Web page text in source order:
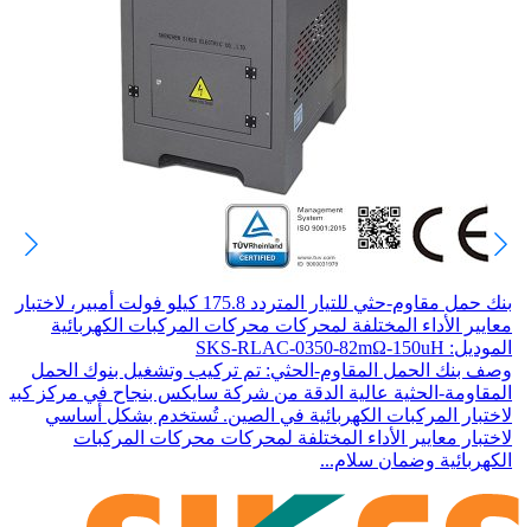
بنك حمل مقاوم-حثي للتيار المتردد 175.8 كيلو فولت أمبير، لاختبار
معايير الأداء المختلفة لمحركات محركات المركبات الكهربائية
الموديل: SKS-RLAC-0350-82mΩ-150uH
وصف بنك الحمل المقاوم-الحثي: تم تركيب وتشغيل بنوك الحمل
المقاومة-الحثية عالية الدقة من شركة سايكس بنجاح في مركز كبير
لاختبار المركبات الكهربائية في الصين. تُستخدم بشكل أساسي
لاختبار معايير الأداء المختلفة لمحركات محركات المركبات
الكهربائية وضمان سلام...